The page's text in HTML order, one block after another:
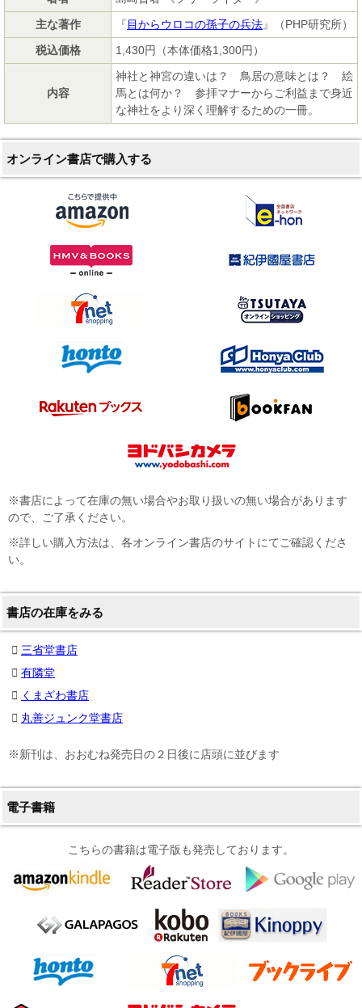
主な著作
『目からウロコの孫子の兵法』（PHP研究所）
税込価格
1,430円（本体価格1,300円）
内容
神社と神宮の違いは？ 鳥居の意味とは？ 絵
馬とは何か？ 参拝マナーからご利益まで身近
な神社をより深く理解するための一冊。
オンライン書店で購入する
※書店によって在庫の無い場合やお取り扱いの無い場合があります
ので、ご了承ください。
※詳しい購入方法は、各オンライン書店のサイトにてご確認くださ
い。
書店の在庫をみる
三省堂書店
有隣堂
くまざわ書店
丸善ジュンク堂書店
※新刊は、おおむね発売日の２日後に店頭に並びます
電子書籍
こちらの書籍は電子版も発売しております。